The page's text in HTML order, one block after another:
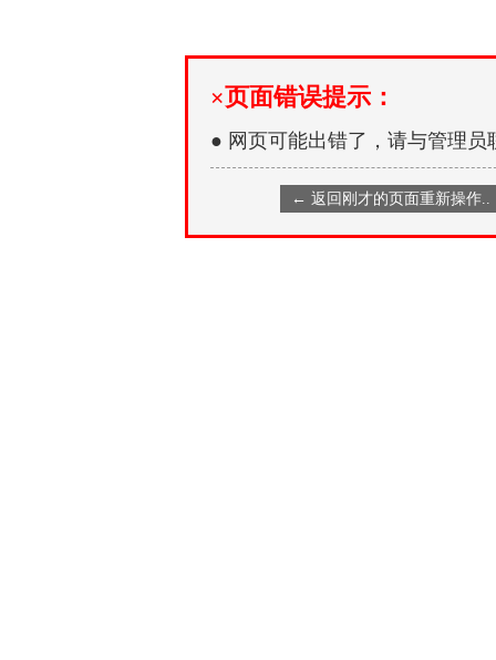
×页面错误提示：
● 网页可能出错了，请与管理员
← 返回刚才的页面重新操作..